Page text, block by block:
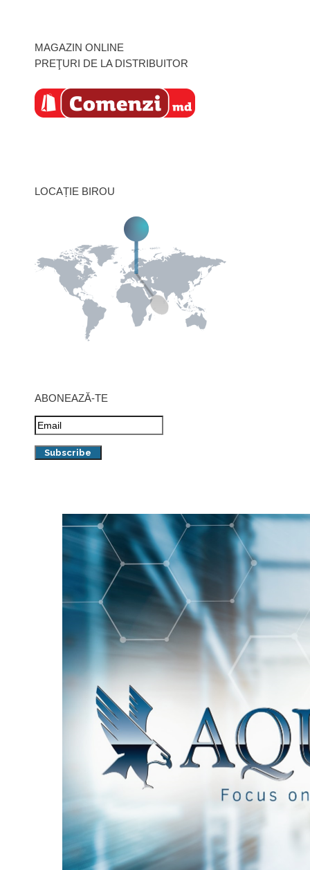
MAGAZIN ONLINE
PREŢURI DE LA DISTRIBUITOR
LOCAȚIE BIROU
ABONEAZĂ-TE